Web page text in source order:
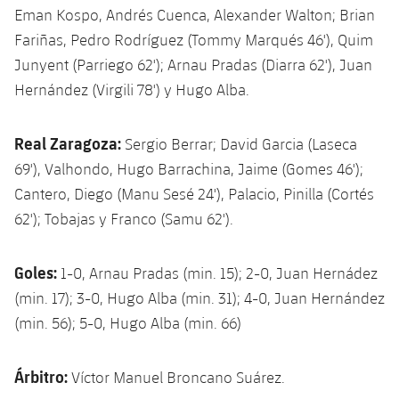
Eman Kospo, Andrés Cuenca, Alexander Walton; Brian
Fariñas, Pedro Rodríguez (Tommy Marqués 46'), Quim
Junyent (Parriego 62'); Arnau Pradas (Diarra 62'), Juan
Hernández (Virgili 78') y Hugo Alba.
Real Zaragoza: Sergio Berrar; David Garcia (Laseca
69'), Valhondo, Hugo Barrachina, Jaime (Gomes 46');
Cantero, Diego (Manu Sesé 24'), Palacio, Pinilla (Cortés
62'); Tobajas y Franco (Samu 62').
Goles: 1-0, Arnau Pradas (min. 15); 2-0, Juan Hernádez
(min. 17); 3-0, Hugo Alba (min. 31); 4-0, Juan Hernández
(min. 56); 5-0, Hugo Alba (min. 66)
Árbitro:Víctor Manuel Broncano Suárez.